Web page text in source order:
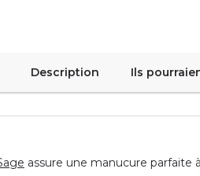
Description Ils
assure une manucure parfaite